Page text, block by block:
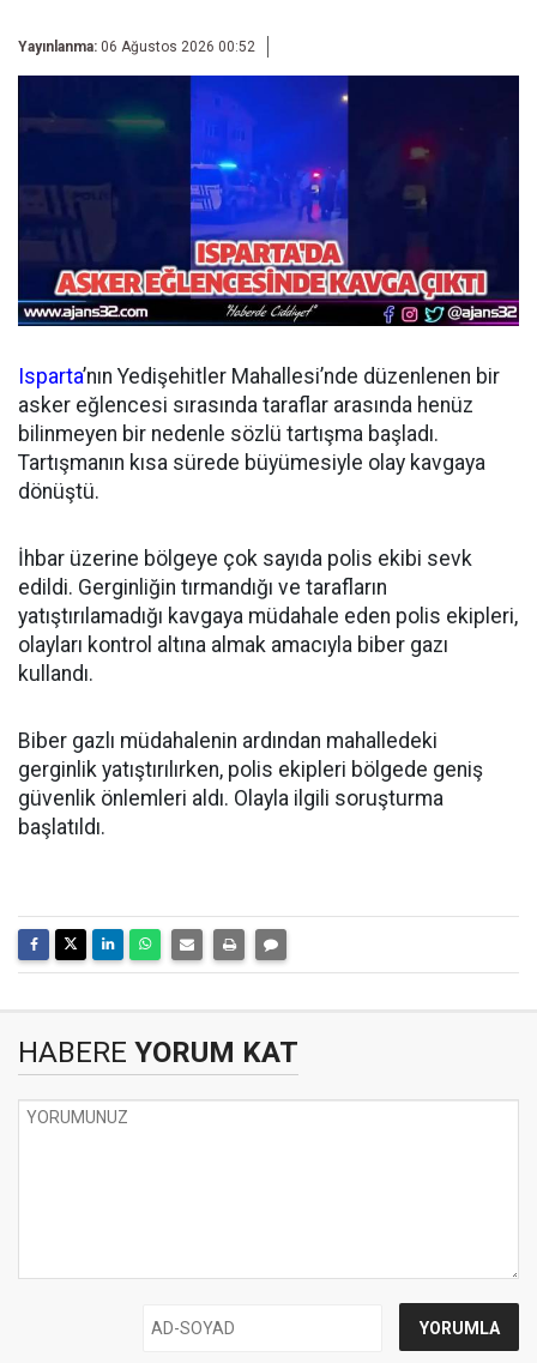
Yayınlanma: 06 Ağustos 2026 00:52
Isparta’nın Yedişehitler Mahallesi’nde düzenlenen bir
asker eğlencesi sırasında taraflar arasında henüz
bilinmeyen bir nedenle sözlü tartışma başladı.
Tartışmanın kısa sürede büyümesiyle olay kavgaya
dönüştü.
İhbar üzerine bölgeye çok sayıda polis ekibi sevk
edildi. Gerginliğin tırmandığı ve tarafların
yatıştırılamadığı kavgaya müdahale eden polis ekipleri,
olayları kontrol altına almak amacıyla biber gazı
kullandı.
Biber gazlı müdahalenin ardından mahalledeki
gerginlik yatıştırılırken, polis ekipleri bölgede geniş
güvenlik önlemleri aldı. Olayla ilgili soruşturma
başlatıldı.
HABERE YORUM KAT